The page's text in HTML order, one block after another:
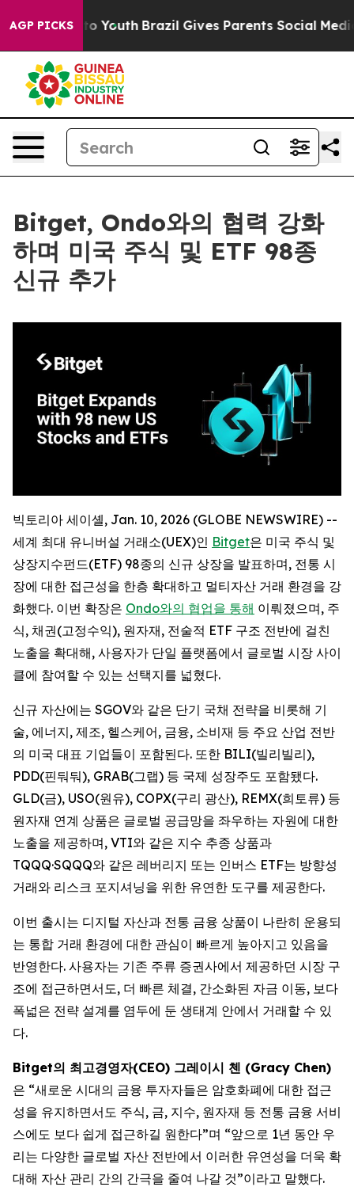
AGP PICKSto Youth Brazil Gives Parents Social Media
Bitget, Ondo와의 협력 강화
하며 미국 주식 및 ETF 98종
신규 추가
빅토리아 세이셸, Jan. 10, 2026 (GLOBE NEWSWIRE) --
세계 최대 유니버설 거래소(UEX)인 Bitget은 미국 주식 및
상장지수펀드(ETF) 98종의 신규 상장을 발표하며, 전통 시
장에 대한 접근성을 한층 확대하고 멀티자산 거래 환경을 강
화했다. 이번 확장은 Ondo와의 협업을 통해 이뤄졌으며, 주
식, 채권(고정수익), 원자재, 전술적 ETF 구조 전반에 걸친
노출을 확대해, 사용자가 단일 플랫폼에서 글로벌 시장 사이
클에 참여할 수 있는 선택지를 넓혔다.
신규 자산에는 SGOV와 같은 단기 국채 전략을 비롯해 기
술, 에너지, 제조, 헬스케어, 금융, 소비재 등 주요 산업 전반
의 미국 대표 기업들이 포함된다. 또한 BILI(빌리빌리),
PDD(핀둬둬), GRAB(그랩) 등 국제 성장주도 포함됐다.
GLD(금), USO(원유), COPX(구리 광산), REMX(희토류) 등
원자재 연계 상품은 글로벌 공급망을 좌우하는 자원에 대한
노출을 제공하며, VTI와 같은 지수 추종 상품과
TQQQ·SQQQ와 같은 레버리지 또는 인버스 ETF는 방향성
거래와 리스크 포지셔닝을 위한 유연한 도구를 제공한다.
이번 출시는 디지털 자산과 전통 금융 상품이 나란히 운용되
는 통합 거래 환경에 대한 관심이 빠르게 높아지고 있음을
반영한다. 사용자는 기존 주류 증권사에서 제공하던 시장 구
조에 접근하면서도, 더 빠른 체결, 간소화된 자금 이동, 보다
폭넓은 전략 설계를 염두에 둔 생태계 안에서 거래할 수 있
다.
Bitget의 최고경영자(CEO) 그레이시 첸 (Gracy Chen)
은 “새로운 시대의 금융 투자자들은 암호화폐에 대한 접근
성을 유지하면서도 주식, 금, 지수, 원자재 등 전통 금융 서비
스에도 보다 쉽게 접근하길 원한다”며 “앞으로 1년 동안 우
리는 다양한 글로벌 자산 전반에서 이러한 유연성을 더욱 확
대해 자산 관리 간의 간극을 줄여 나갈 것”이라고 말했다.